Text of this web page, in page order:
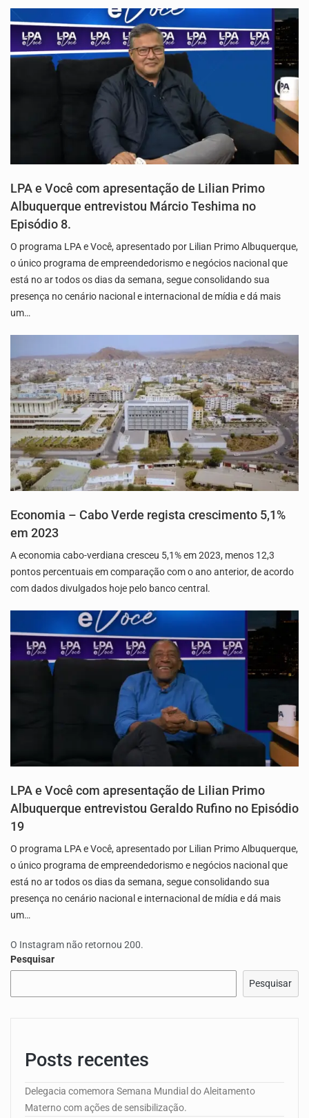
LPA e Você com apresentação de Lilian Primo
Albuquerque entrevistou Márcio Teshima no
Episódio 8.
O programa LPA e Você, apresentado por Lilian Primo Albuquerque,
o único programa de empreendedorismo e negócios nacional que
está no ar todos os dias da semana, segue consolidando sua
presença no cenário nacional e internacional de mídia e dá mais
um…
Economia – Cabo Verde regista crescimento 5,1%
em 2023
A economia cabo-verdiana cresceu 5,1% em 2023, menos 12,3
pontos percentuais em comparação com o ano anterior, de acordo
com dados divulgados hoje pelo banco central.
LPA e Você com apresentação de Lilian Primo
Albuquerque entrevistou Geraldo Rufino no Episódio
19
O programa LPA e Você, apresentado por Lilian Primo Albuquerque,
o único programa de empreendedorismo e negócios nacional que
está no ar todos os dias da semana, segue consolidando sua
presença no cenário nacional e internacional de mídia e dá mais
um…
O Instagram não retornou 200.
Pesquisar
Pesquisar
Posts recentes
Delegacia comemora Semana Mundial do Aleitamento
Materno com ações de sensibilização.